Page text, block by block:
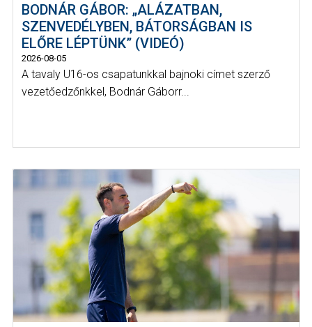
BODNÁR GÁBOR: „ALÁZATBAN,
SZENVEDÉLYBEN, BÁTORSÁGBAN IS
ELŐRE LÉPTÜNK” (VIDEÓ)
2026-08-05
A tavaly U16-os csapatunkkal bajnoki címet szerző
vezetőedzőnkkel, Bodnár Gáborr...